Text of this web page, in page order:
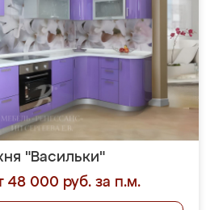
"Васильки"
48 000 руб. за п.м.